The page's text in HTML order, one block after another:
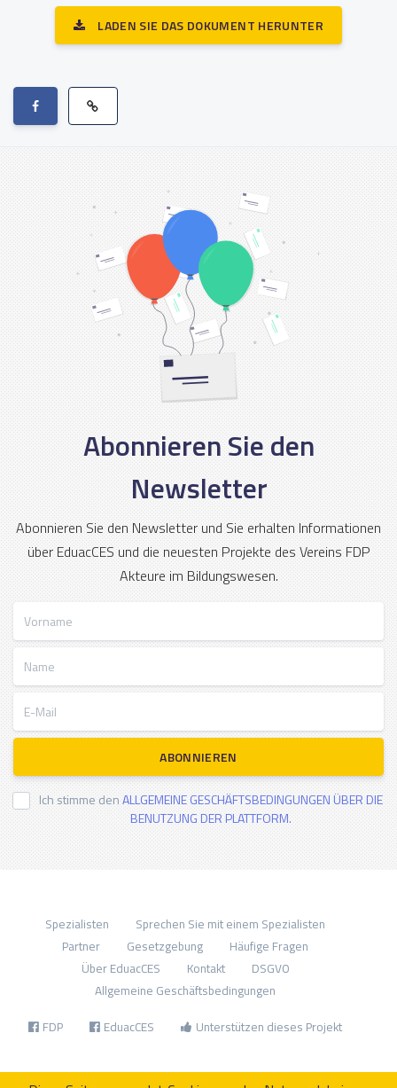
LADEN SIE DAS DOKUMENT HERUNTER
Abonnieren Sie den
Newsletter
Abonnieren Sie den Newsletter und Sie erhalten Informationen
über EduacCES und die neuesten Projekte des Vereins FDP
Akteure im Bildungswesen.
ABONNIEREN
Ich stimme denALLGEMEINE GESCHÄFTSBEDINGUNGEN ÜBER DIE
BENUTZUNG DER PLATTFORM.
Spezialisten
Sprechen Sie mit einem Spezialisten
Partner
Gesetzgebung
Häufige Fragen
Über EduacCES
Kontakt
DSGVO
Allgemeine Geschäftsbedingungen
FDP EduacCES Unterstützen dieses Projekt